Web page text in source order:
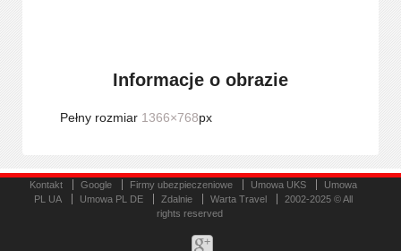
Informacje o obrazie
Pełny rozmiar 1366×768px
Kontakt Google Firmy ubezpieczeniowe Umowa UKS
Umowa
PL UA
Umowa PL DE Zdalnie Warta Travel
2002-2025 © All
rights reserved